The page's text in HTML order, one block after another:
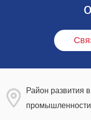
Район развития